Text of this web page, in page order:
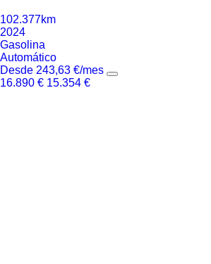
102.377km
2024
Gasolina
Automático
Desde 243,63 €/mes
16.890 € 15.354 €